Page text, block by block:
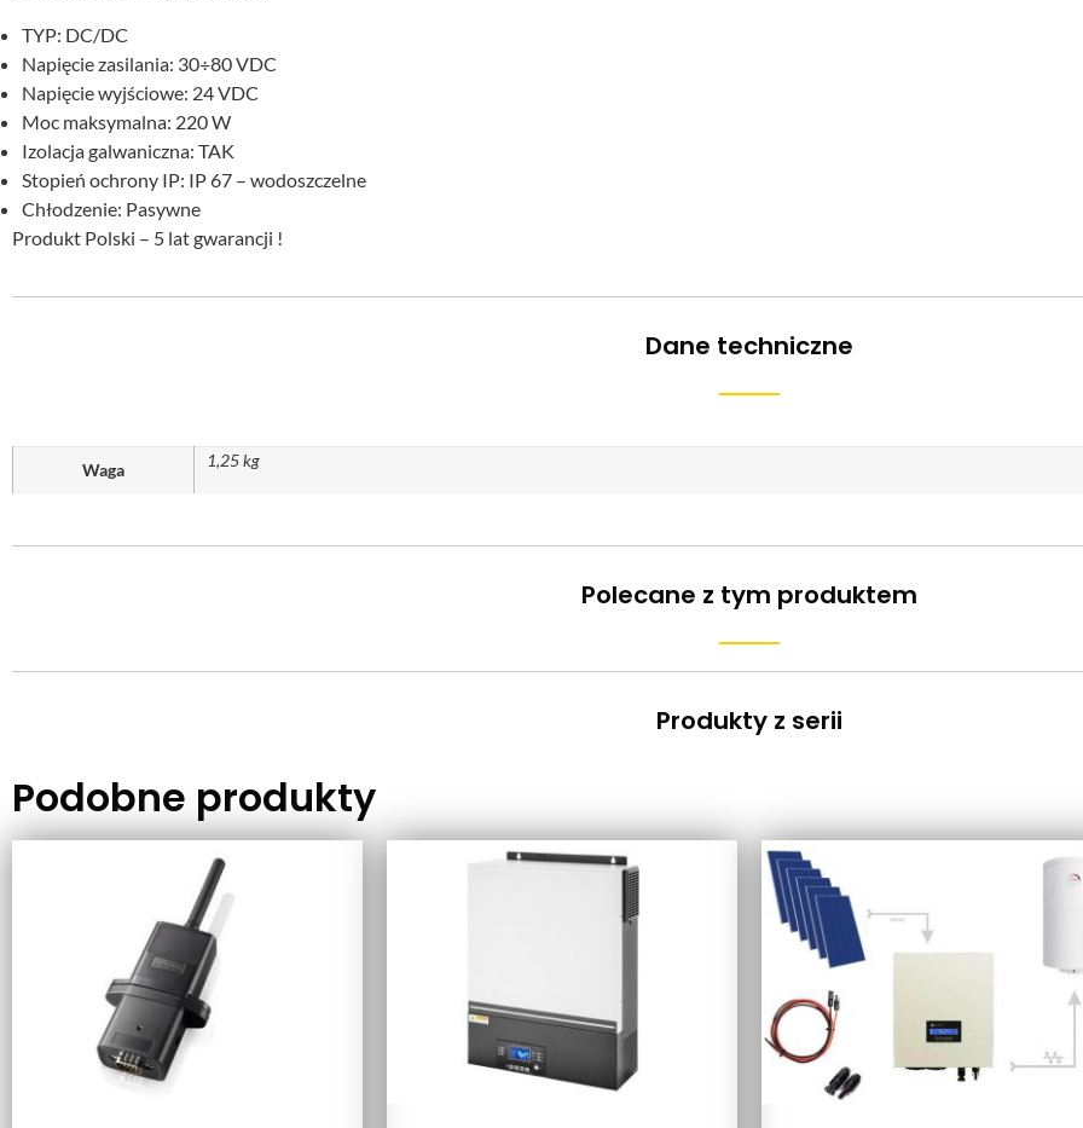
TYP: DC/DC
Napięcie zasilania: 30÷80 VDC
Napięcie wyjściowe: 24 VDC
Moc maksymalna: 220 W
Izolacja galwaniczna: TAK
Stopień ochrony IP: IP 67 – wodoszczelne
Chłodzenie: Pasywne
Produkt Polski – 5 lat gwarancji !
Dane techniczne
Waga 1,25 kg
Polecane z tym produktem
Produkty z serii
Podobne produkty